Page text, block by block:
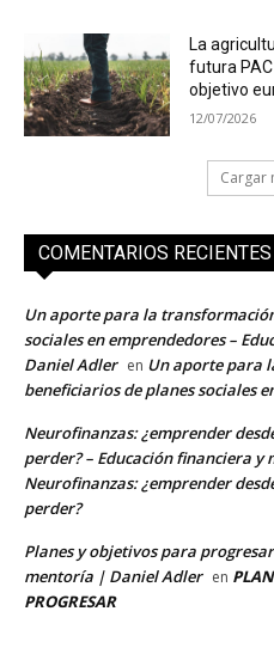
La
futura
objetivo
12/07/2026
Cargar
COMENTARIOS RECIENTES
Un aporte para la
sociales en emprendedores –
Daniel Adler en Un aporte para
beneficiarios de planes sociales
Neurofinanzas: ¿emprender
perder? – Educación financiera
Neurofinanzas: ¿emprender
perder?
Planes y objetivos para
mentoría | Daniel Adler en
PROGRESAR